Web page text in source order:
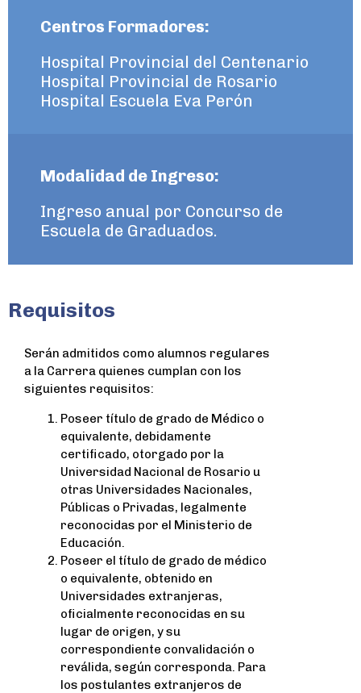
Centros Formadores:
Hospital Provincial del Centenario
Hospital Provincial de Rosario
Hospital Escuela Eva Perón
Modalidad de Ingreso:
Ingreso anual por Concurso de
Escuela de Graduados.
Requisitos
Serán admitidos como alumnos regulares
a la Carrera quienes cumplan con los
siguientes requisitos:
Poseer título de grado de Médico o
equivalente, debidamente
certificado, otorgado por la
Universidad Nacional de Rosario u
otras Universidades Nacionales,
Públicas o Privadas, legalmente
reconocidas por el Ministerio de
Educación.
Poseer el título de grado de médico
o equivalente, obtenido en
Universidades extranjeras,
oficialmente reconocidas en su
lugar de origen, y su
correspondiente convalidación o
reválida, según corresponda. Para
los postulantes extranjeros de